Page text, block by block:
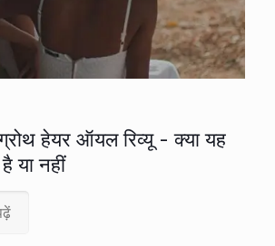
हेयर ऑयल रिव्यू - क्या यह
या नहीं